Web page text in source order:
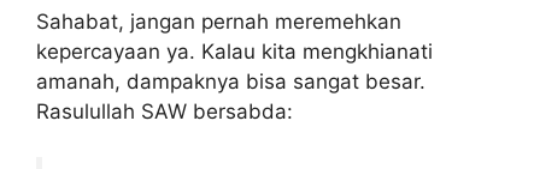
Sahabat, jangan pernah meremehkan
kepercayaan ya. Kalau kita mengkhianati
amanah, dampaknya bisa sangat besar.
Rasulullah SAW bersabda: